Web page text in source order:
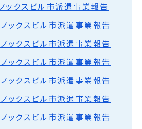
ックスビル市派遣事業報告
ックスビル市派遣事業報告
ックスビル市派遣事業報告
ックスビル市派遣事業報告
ックスビル市派遣事業報告
ックスビル市派遣事業報告
ックスビル市派遣事業報告